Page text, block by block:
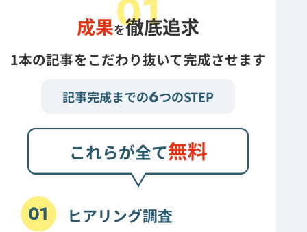
01
成果を徹底追求
1本の記事をこだわり抜いて完成させます
記事完成までの6つのSTEP
これらが全て無料
ヒアリング調査